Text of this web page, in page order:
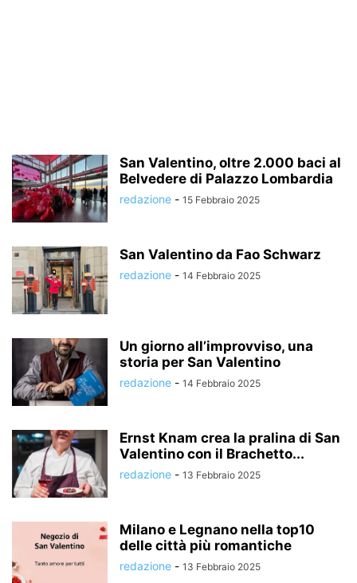
San Valentino, oltre 2.000 baci al
Belvedere di Palazzo Lombardia
redazione - 15 Febbraio 2025
San Valentino da Fao Schwarz
redazione - 14 Febbraio 2025
Un giorno all’improvviso, una
storia per San Valentino
redazione - 14 Febbraio 2025
Ernst Knam crea la pralina di San
Valentino con il Brachetto...
redazione - 13 Febbraio 2025
Milano e Legnano nella top10
delle città più romantiche
redazione - 13 Febbraio 2025